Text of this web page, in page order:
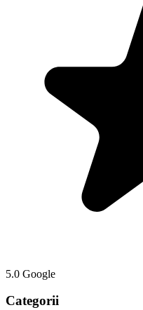
5.0 Google
Categorii